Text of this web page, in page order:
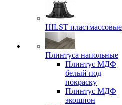
HILST пластмассовые
Плинтуса напольные
Плинтус МДФ
белый под
покраску
Плинтус МДФ
экошпон